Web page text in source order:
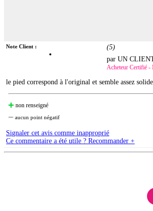
Note Client : (5)
par UN
Acheteur Certifié -
le pied correspond à l'original et semble assez solide
non renseigné
aucun point négatif
Signaler cet avis comme inapproprié
Ce commentaire a été utile ? Recommander +